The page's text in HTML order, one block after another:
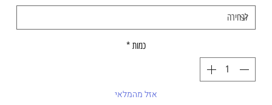
כמות *
אזל מהמלאי